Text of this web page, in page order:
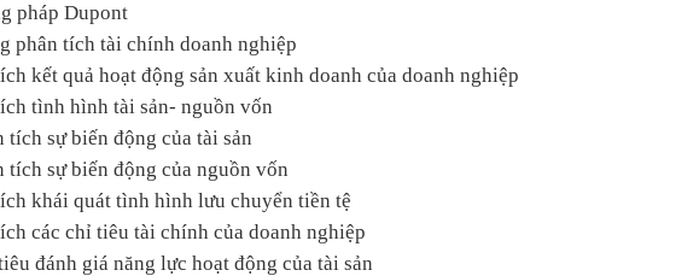
pháp Dupont
phân tích tài chính doanh nghiệp
kết quả hoạt động sản xuất kinh doanh của doanh nghiệp
tình hình tài sản- nguồn vốn
tích sự biến động của tài sản
tích sự biến động của nguồn vốn
khái quát tình hình lưu chuyển tiền tệ
các chỉ tiêu tài chính của doanh nghiệp
đánh giá năng lực hoạt động của tài sản